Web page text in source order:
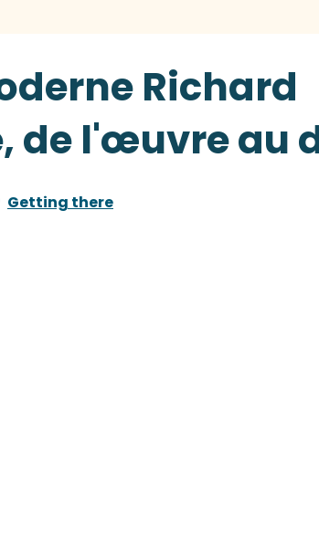
Richard
de l'œuvre au
Getting there